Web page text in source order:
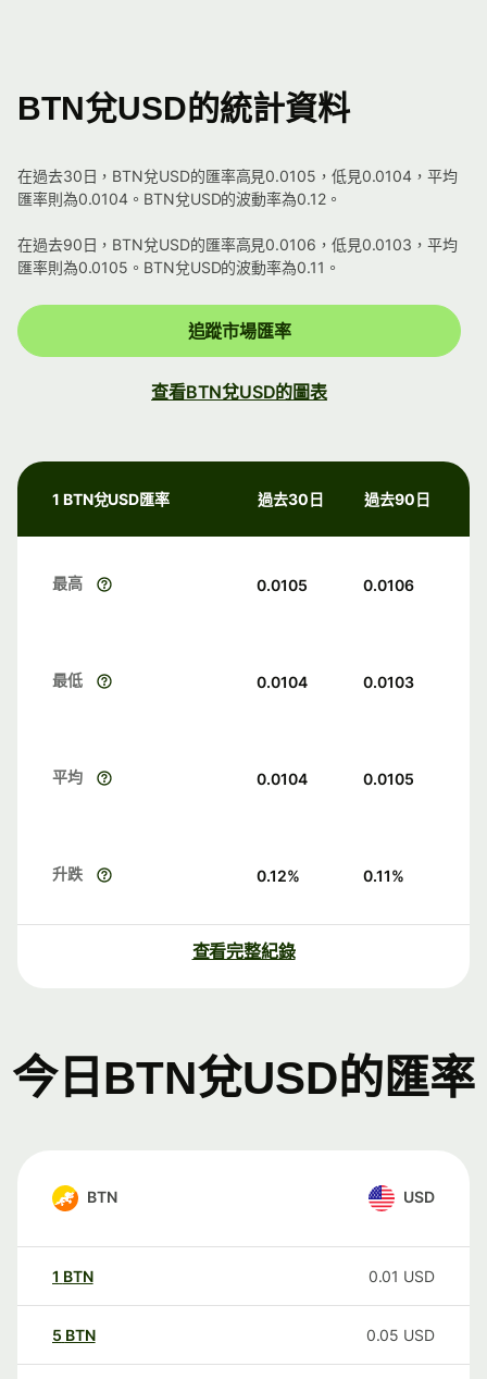
BTN兌USD的統計資料
在過去30日，BTN兌USD的匯率高見0.0105，低見0.0104，平均
匯率則為0.0104。BTN兌USD的波動率為0.12。
在過去90日，BTN兌USD的匯率高見0.0106，低見0.0103，平均
匯率則為0.0105。BTN兌USD的波動率為0.11。
追蹤市場匯率
查看BTN兌USD的圖表
1 BTN兌USD匯率 過去30日 過去90日
最高 0.0105 0.0106
最低 0.0104 0.0103
平均 0.0104 0.0105
升跌 0.12% 0.11%
查看完整紀錄
今日BTN兌USD的匯率
BTN USD
1 BTN 0.01 USD
5 BTN 0.05 USD